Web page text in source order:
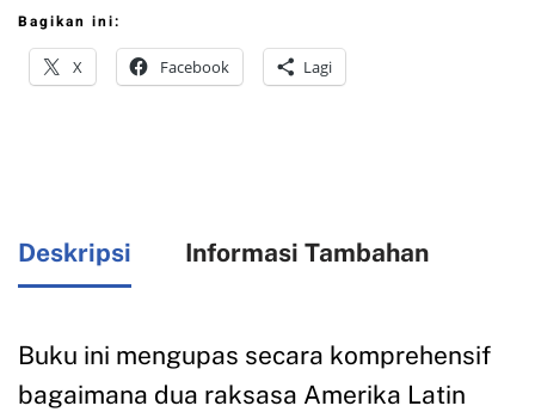
Bagikan ini:
X Facebook Lagi
Deskripsi Informasi Tambahan
Buku ini mengupas secara komprehensif
bagaimana dua raksasa Amerika Latin